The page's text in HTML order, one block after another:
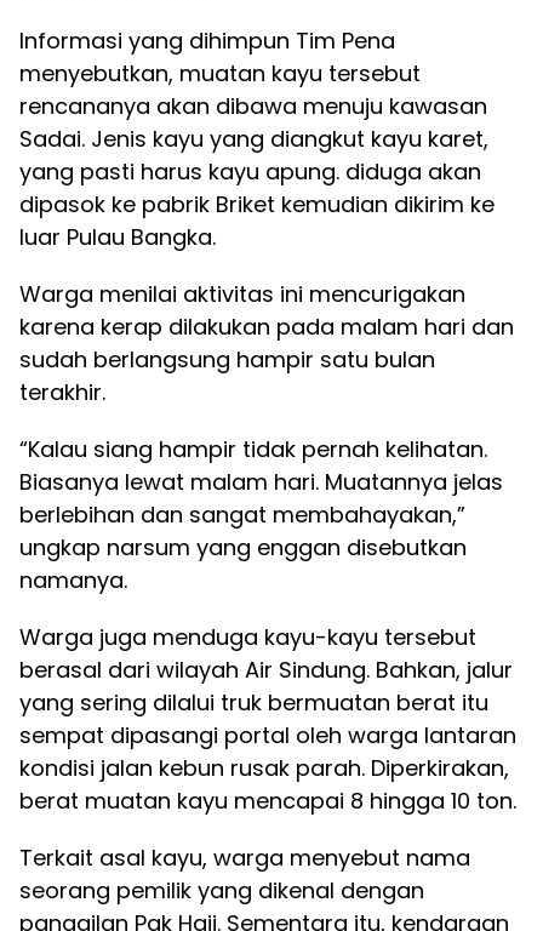
Informasi yang dihimpun Tim Pena
menyebutkan, muatan kayu tersebut
rencananya akan dibawa menuju kawasan
Sadai. Jenis kayu yang diangkut kayu karet,
yang pasti harus kayu apung. diduga akan
dipasok ke pabrik Briket kemudian dikirim ke
luar Pulau Bangka.
Warga menilai aktivitas ini mencurigakan
karena kerap dilakukan pada malam hari dan
sudah berlangsung hampir satu bulan
terakhir.
“Kalau siang hampir tidak pernah kelihatan.
Biasanya lewat malam hari. Muatannya jelas
berlebihan dan sangat membahayakan,”
ungkap narsum yang enggan disebutkan
namanya.
Warga juga menduga kayu-kayu tersebut
berasal dari wilayah Air Sindung. Bahkan, jalur
yang sering dilalui truk bermuatan berat itu
sempat dipasangi portal oleh warga lantaran
kondisi jalan kebun rusak parah. Diperkirakan,
berat muatan kayu mencapai 8 hingga 10 ton.
Terkait asal kayu, warga menyebut nama
seorang pemilik yang dikenal dengan
panggilan Pak Haji. Sementara itu, kendaraan